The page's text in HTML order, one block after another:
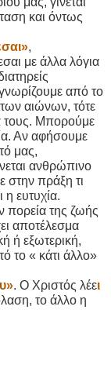
και όντως
,
με άλλα λόγια
από το
αιώνων, τότε
τους. Μπορούμε
Αν αφήσουμε
μας,
ανθρώπινο
στην πράξη τι
η ευτυχία.
πορεία της ζωής
αποτέλεσμα
ή εξωτερική,
το « κάτι άλλο»
. Ο Χριστός λέει
το άλλο η